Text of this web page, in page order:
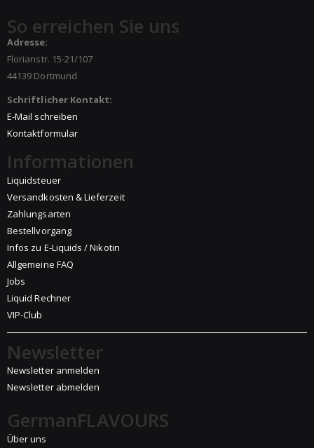
So erreichen Sie uns
Adresse:
Florianstr. 15-21/107
44139 Dortmund
Schriftlicher Kontakt:
E-Mail schreiben
Kontaktformular
Informationen
Liquidsteuer
Versandkosten & Lieferzeit
Zahlungsarten
Bestellvorgang
Infos zu E-Liquids / Nikotin
Allgemeine FAQ
Jobs
Liquid Rechner
VIP-Club
Newsletter
Newsletter anmelden
Newsletter abmelden
GermanFLAVOURS
Über uns